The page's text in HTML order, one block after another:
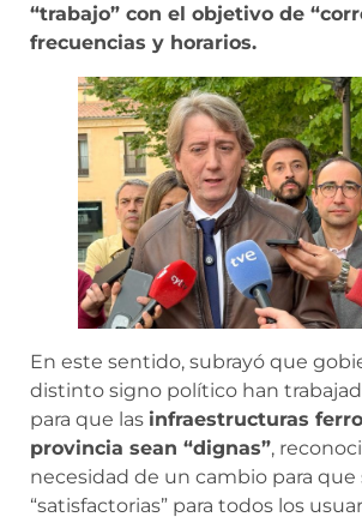
“trabajo” con el objetivo de
frecuencias y horarios.
En este sentido, subrayó que
distinto signo político han
para que las infraestructuras
provincia sean “dignas”,
necesidad de un cambio para que
“satisfactorias” para todos los